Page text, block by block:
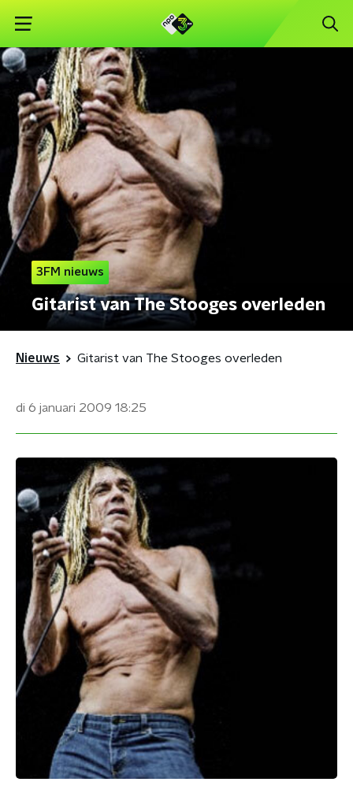
3FM nieuws
Gitarist van The Stooges overleden
Nieuws Gitarist van The Stooges overleden
di 6 januari 2009 18:25